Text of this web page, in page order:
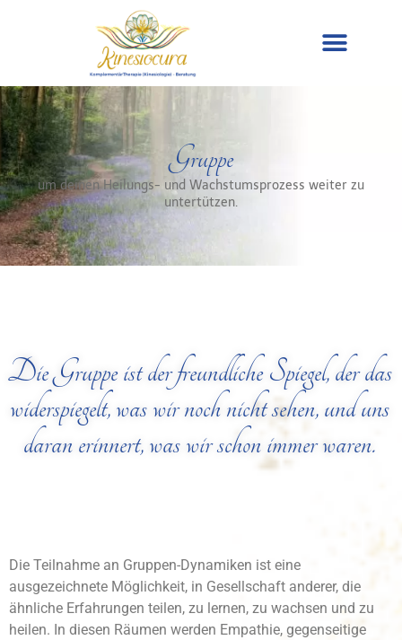
Gruppe
um deinen Heilungs- und Wachstumsprozess weiter zu
untertützen.
Die Gruppe ist der freundliche Spiegel, der das
widerspiegelt, was wir noch nicht sehen, und uns
daran erinnert, was wir schon immer waren.
Die Teilnahme an Gruppen-Dynamiken ist eine
ausgezeichnete Möglichkeit, in Gesellschaft anderer, die
ähnliche Erfahrungen teilen, zu lernen, zu wachsen und zu
heilen. In diesen Räumen werden Empathie, gegenseitige